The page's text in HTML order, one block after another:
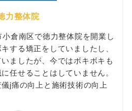
力整体院
倉南区で徳力整体院を開業し
する矯正をしていましたし、
ましたが、今ではボキボキも
任せることはしていません。
j痛の向上と施術技術の向上